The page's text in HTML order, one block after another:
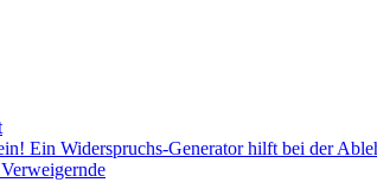
Ein Widerspruchs-Generator hilft bei der